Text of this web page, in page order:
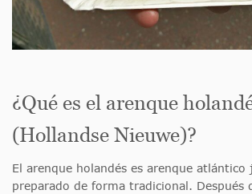
¿Qué es el arenque
(Hollandse Nieuwe)?
El arenque holandés es arenque atlántico
preparado de forma tradicional. Después